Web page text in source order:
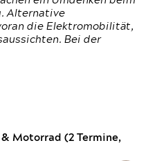
Alternative
die Elektromobilität,
Bei der
& Motorrad (2 Termine,